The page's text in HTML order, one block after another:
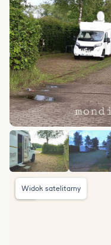
Widok satelitarny